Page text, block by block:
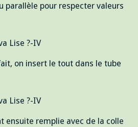
parallèle pour respecter valeurs
on insert le tout dans le tube
ensuite remplie avec de la colle